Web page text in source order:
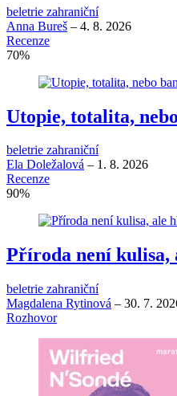
beletrie zahraniční
Anna Bureš – 4. 8. 2026
Recenze
70%
Utopie, totalita,
beletrie zahraniční
Ela Doležalová – 1. 8. 2026
Recenze
90%
Příroda není kulisa,
beletrie zahraniční
Magdalena Rytinová – 30. 7.
Rozhovor